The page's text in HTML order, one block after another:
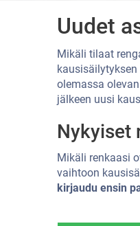
Uudet
Mikäli tilaat
olemassa
jälkeen uusi
Nykyiset
Mikäli renkaasi
vaihtoon
kirjaudu ensin